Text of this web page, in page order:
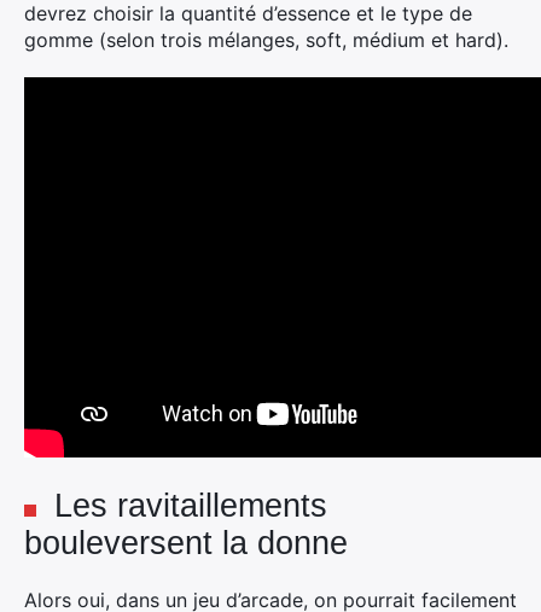
devrez choisir la quantité d’essence et le type de
gomme (selon trois mélanges, soft, médium et hard).
Les ravitaillements
bouleversent la donne
Alors oui, dans un jeu d’arcade, on pourrait facilement